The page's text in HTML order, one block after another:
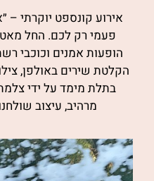
אירוע קונספט יוקרתי –
פעמי רק לכם. החל
הופעות אמנים וכוכבי
הקלטת שירים באולפן,
בתלת מימד על ידי
מרהיב, עיצוב